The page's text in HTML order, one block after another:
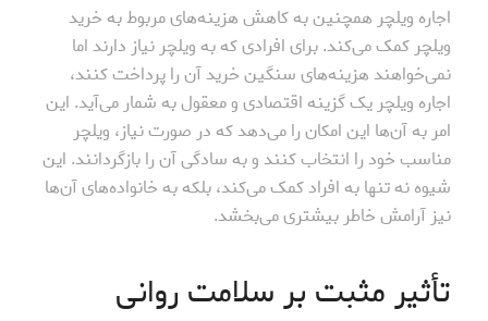
اجاره ویلچر همچنین به کاهش هزینه‌های مربوط به خرید
ویلچر کمک می‌کند. برای افرادی که به ویلچر نیاز دارند اما
نمی‌خواهند هزینه‌های سنگین خرید آن را پرداخت کنند،
اجاره ویلچر یک گزینه اقتصادی و معقول به شمار می‌آید. این
امر به آن‌ها این امکان را می‌دهد که در صورت نیاز، ویلچر
مناسب خود را انتخاب کنند و به سادگی آن را بازگردانند. این
شیوه نه تنها به افراد کمک می‌کند، بلکه به خانواده‌های آن‌ها
نیز آرامش خاطر بیشتری می‌بخشد.
تأثیر مثبت بر سلامت روانی